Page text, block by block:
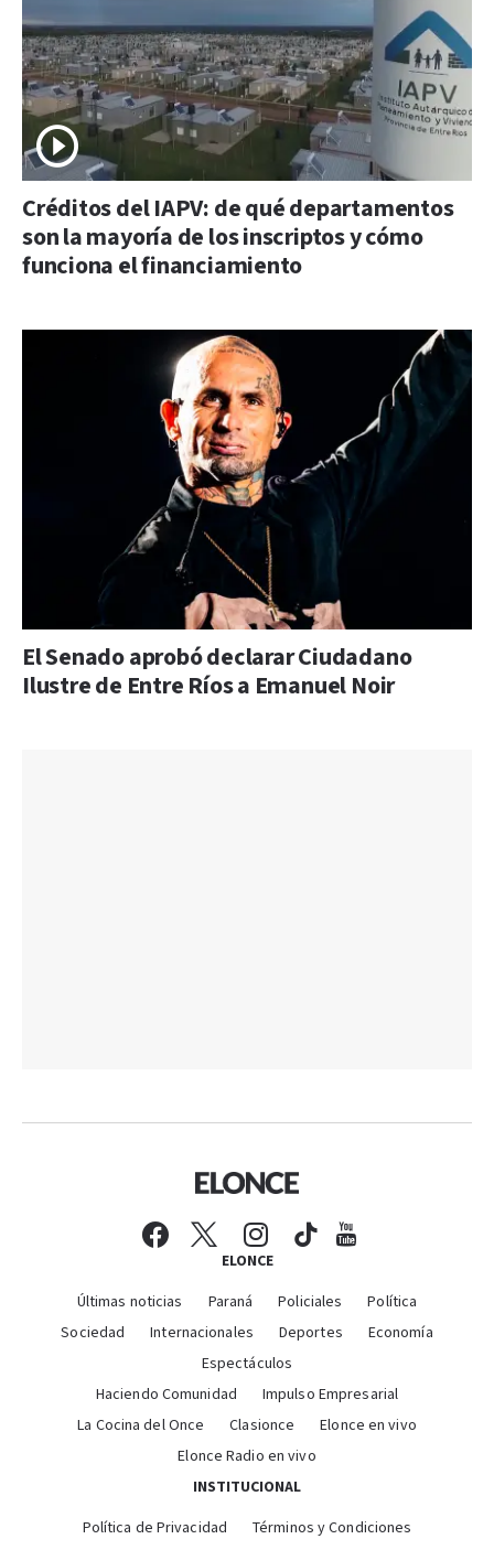
Créditos del IAPV: de qué departamentos
son la mayoría de los inscriptos y cómo
funciona el financiamiento
El Senado aprobó declarar Ciudadano
Ilustre de Entre Ríos a Emanuel Noir
ELONCE
Últimas noticias Paraná Policiales
Política
Sociedad
Internacionales Deportes
Economía
Espectáculos
Haciendo Comunidad
Impulso Empresarial
La Cocina del Once
Clasionce
Elonce en vivo
Elonce Radio en vivo
INSTITUCIONAL
Política de Privacidad
Términos y Condiciones